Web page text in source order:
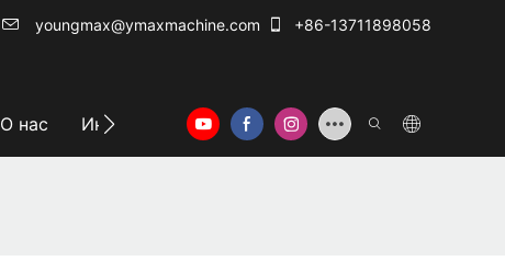
youngmax@ymaxmachine.com +86-13711898058
О нас Информационный центр Свяжитесь с